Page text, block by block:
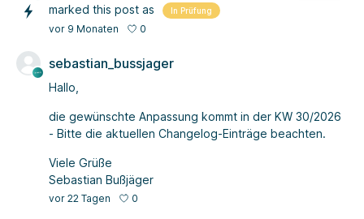
marked this post as In Prüfung
vor 9 Monaten 0
sebastian_bussjager
Hallo,
die gewünschte Anpassung kommt in der KW 30/2026
- Bitte die aktuellen Changelog-Einträge beachten.
Viele Grüße
Sebastian Bußjäger
vor 22 Tagen 0